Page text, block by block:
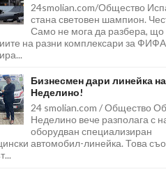
24smolian.com/Общество
стана световен шампион.
Само не мога да разбера, що
на разни комплексари за ФИФА
Бизнесмен дари линейка на
Неделино!
24 smolian.com / Общество
Неделино вече разполага с
оборудван специализиран
автомобил-линейка. Това